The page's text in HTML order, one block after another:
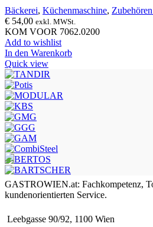
Bäckerei, Küchenmaschine,
€ 54,00 exkl. MWSt.
KOM VOOR 7062.0200
Add to wishlist
In den Warenkorb
Quick view
GASTROWIEN.at: Fachkompetenz,
kundenorientierten Service.
Leebgasse 90/92, 1100 Wien